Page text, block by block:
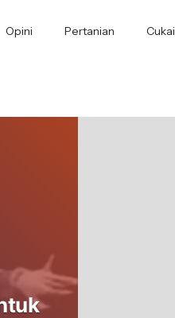
Opini Pertanian Cukai